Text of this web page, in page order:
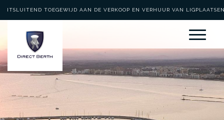
UITSLUITEND TOEGEWIJD AAN DE VERKOOP EN VERHUUR VAN